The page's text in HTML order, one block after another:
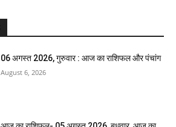
06 अगस्त 2026, गुरुवार : आज का राशिफल और पंचांग
August 6, 2026